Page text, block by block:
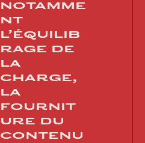
notamme
nt
l’équilib
rage de
la
charge,
la
fournit
ure du
contenu